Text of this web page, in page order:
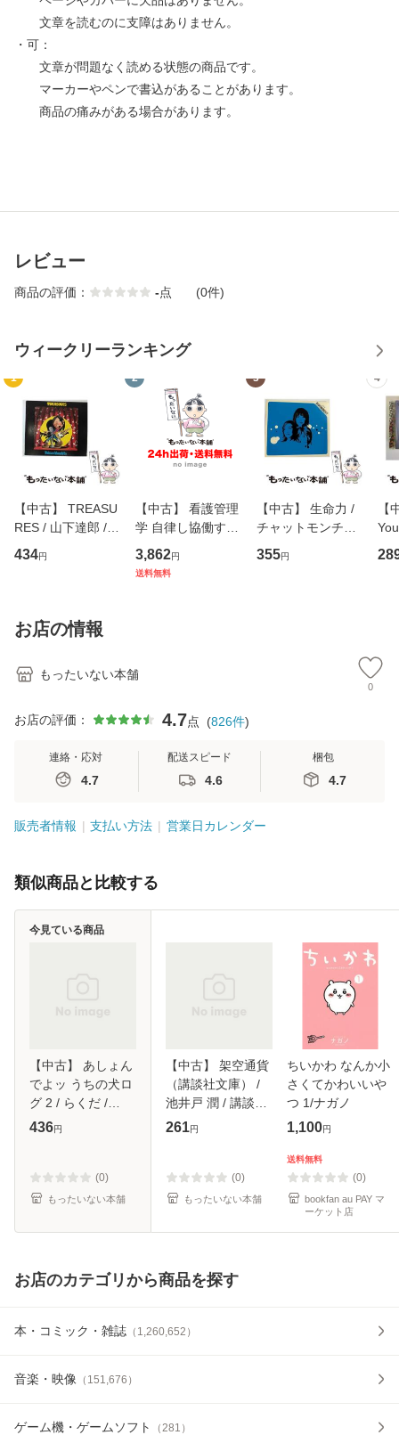
文章を読むのに支障はありません。
・可：
文章が問題なく読める状態の商品です。
マーカーやペンで書込があることがあります。
商品の痛みがある場合があります。
レビュー
商品の評価： -点 (0件)
ウィークリーランキング
1
【中古】 TREASU
RES / 山下達郎 /
イーストウエス
ト・ジャパン [CD]
434円
2
【中古】 看護管理
学 自律し協働する
専門職の看護マネ
ジメントスキル 改
3,862円
送料無料
3
【中古】 生命力 /
チャットモンチー /
キューンレコード
[CD]【メール便送
355円
4
【
のが
お店の情報
もったいない本舗
0
お店の評価： 4.7点 (826件)
連絡・応対
4.7
配送スピード
4.6
梱包
4.7
販売者情報 支払い方法 営業日カレンダー
類似商品と比較する
【中古】 あしょん
でよッ うちの犬ロ
グ 2 / らくだ /
KADOKAWA [コミ
436円
(0)
もったいない本舗
今見ている商品
【中古】 架空通貨
（講談社文庫） /
池井戸 潤 / 講談社
[文庫]【メール便送
261円
(0)
もったいない本舗
ちいかわ なんか小
さくてかわいいや
つ 1/ナガノ
1,100円
送料無料
(0)
bookfan au PAY マ
ーケット店
お店のカテゴリから商品を探す
本・コミック・雑誌 （ 1,260,652 ）
音楽・映像 （ 151,676 ）
ゲーム機・ゲームソフト （281 ）